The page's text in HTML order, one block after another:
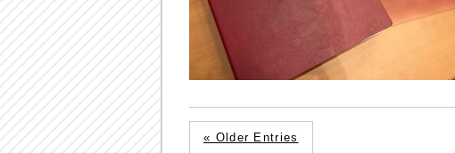
« Older Entries